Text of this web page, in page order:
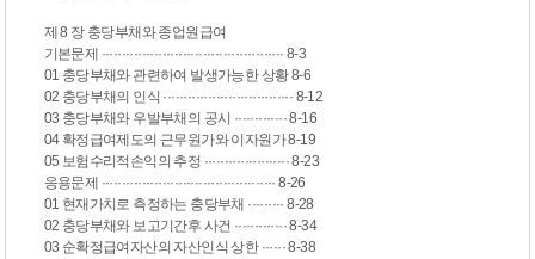
제 8 장 충당부채와 종업원급여
기본문제 ············································· 8-3
01 충당부채와 관련하여 발생가능한 상황 8-6
02 충당부채의 인식 ································ 8-12
03 충당부채와 우발부채의 공시 ············· 8-16
04 확정급여제도의 근무원가와 이자원가 8-19
05 보험수리적손익의 추정 ····················· 8-23
응용문제 ··········································· 8-26
01 현재가치로 측정하는 충당부채 ········· 8-28
02 충당부채와 보고기간후 사건 ············· 8-34
03 순확정급여자산의 자산인식 상한 ······ 8-38